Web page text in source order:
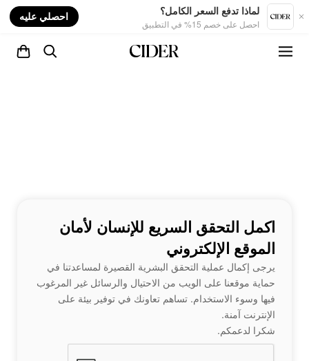
لماذا تدفع السعر الكامل؟
احصل على خصم 15% في التطبيق
احصلي عليه
اكمل التحقق السريع للإنسان لأمان
الموقع الإلكتروني
يرجى إكمال عملية التحقق البشرية القصيرة لمساعدتنا في
حماية موقعنا على الويب من الاحتيال والرسائل غير المرغوب
فيها وسوء الاستخدام. تساهم تعاونك في توفير بيئة على
الإنترنت آمنة.
شكرا لدعمكم.